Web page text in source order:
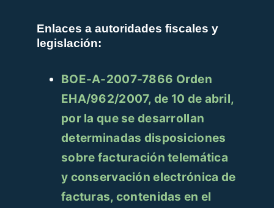
Enlaces a autoridades fiscales y
legislación:
BOE-A-2007-7866 Orden
EHA/962/2007, de 10 de abril,
por la que se desarrollan
determinadas disposiciones
sobre facturación telemática
y conservación electrónica de
facturas, contenidas en el